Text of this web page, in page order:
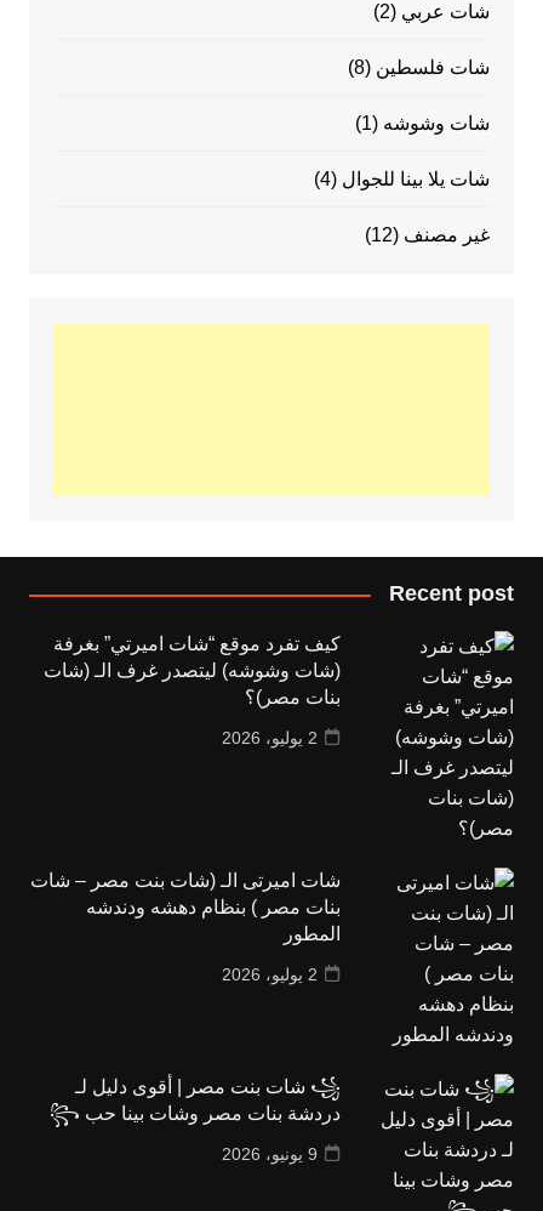
شات عربي (2)
شات فلسطين (8)
شات وشوشه (1)
شات يلا بينا للجوال (4)
غير مصنف (12)
Recent post
كيف تفرد موقع “شات اميرتي” بغرفة
(شات وشوشه) ليتصدر غرف الـ (شات
بنات مصر)؟
2 يوليو، 2026
شات اميرتى الـ (شات بنت مصر – شات
بنات مصر ) بنظام دهشه ودندشه
المطور
2 يوليو، 2026
꧁ شات بنت مصر | أقوى دليل لـ
دردشة بنات مصر وشات بينا حب ꧂
9 يونيو، 2026